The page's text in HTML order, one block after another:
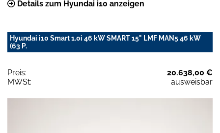
Details zum Hyundai i10 anzeigen
Hyundai i10 Smart 1.0i 46 kW SMART 15" LMF MAN5 46 kW
(63 P.
Preis:
20.638,00 €
MWSt:
ausweisbar